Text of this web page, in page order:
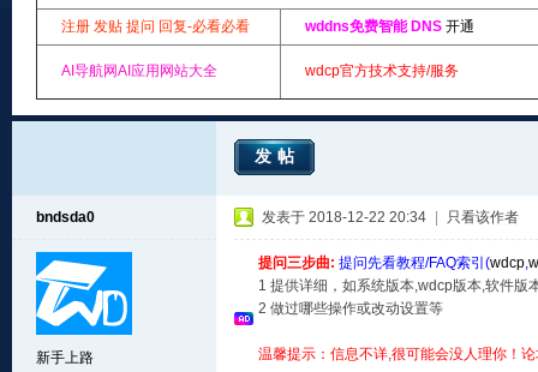
注册 发贴 提问 回复-必看必看 wddns免费智能 DNS 开通
AI导航网AI应用网站大全 wdcp官方技术支持/服务
发帖
bndsda0
新手上路
发表于 2018-12-22 20:34 只看该作者
提问三步曲: 提问先看教程/FAQ索引(wdcp,
1 提供详细，如系统版本,wdcp版本,软件版
2 做过哪些操作或改动设置等
温馨提示：信息不详,很可能会没人理你！